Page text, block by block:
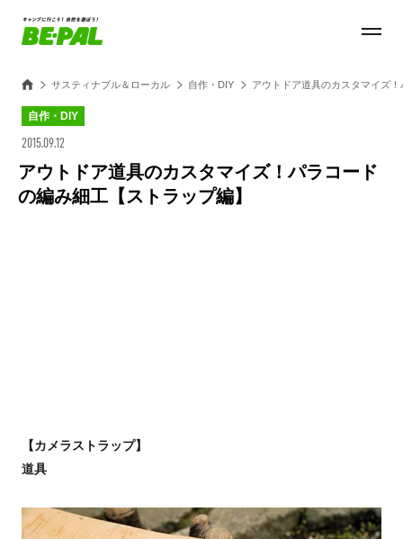
サスティナブル＆ローカル 自作・DIY アウトドア道具のカスタマイズ
自作・DIY
2015.09.12
アウトドア道具のカスタマイズ！パラコード
の編み細工【ストラップ編】
【カメラストラップ】
道具